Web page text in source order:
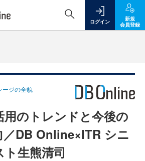
ログイン
新規
会員登録
ージの全貌
のトレンドと今後の
／DB Online×ITR シニ
生熊清司